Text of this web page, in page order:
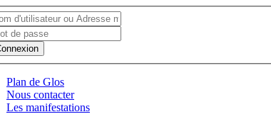
Plan de Glos
Nous contacter
Les manifestations